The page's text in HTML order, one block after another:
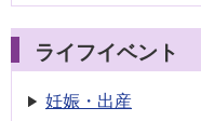
ライフイベント
妊娠・出産